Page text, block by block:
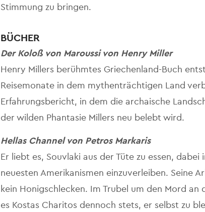
Stimmung zu bringen.
BÜCHER
Der Koloß von Maroussi von Henry Miller
Henry Millers berühmtes Griechenland-Buch
Reisemonate in dem mythenträchtigen Land
Erfahrungsbericht, in dem die archaische
der wilden Phantasie Millers neu belebt wird.
Hellas Channel von Petros Markaris
Er liebt es, Souvlaki aus der Tüte zu essen,
neuesten Amerikanismen einzuverleiben. Seine
kein Honigschlecken. Im Trubel um den Mord
es Kostas Charitos dennoch stets, er selbst zu